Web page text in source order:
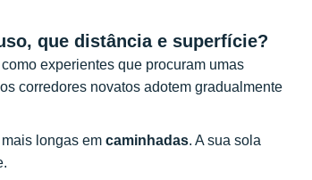
que distância e superfície?
experientes que procuram umas
corredores novatos adotem gradualmente
longas em caminhadas. A sua sola